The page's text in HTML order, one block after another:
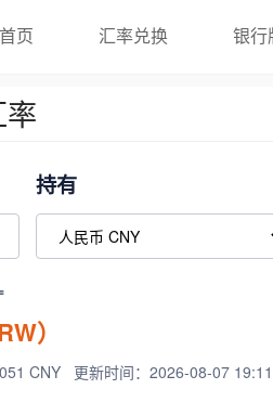
首页 汇率兑换 银行
持有
）
CNY 更新时间：2026-08-07